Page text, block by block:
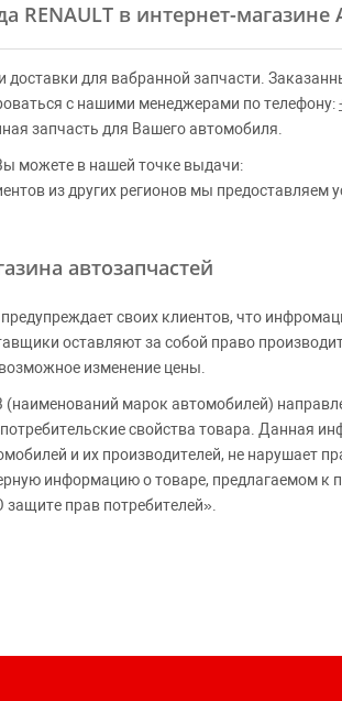
RENAULT в интернет-
для вабранной запчасти.
с нашими менеджерами по телефону:
запчасть для Вашего автомобиля.
можете в нашей точке выдачи:
из других регионов мы
автозапчастей
предупреждает своих клиентов, что
оставляют за собой право
изменение цены.
марок автомобилей)
свойства товара. Данная
и их производителей, не нарушает
информацию о товаре, предлагаемом
прав потребителей».